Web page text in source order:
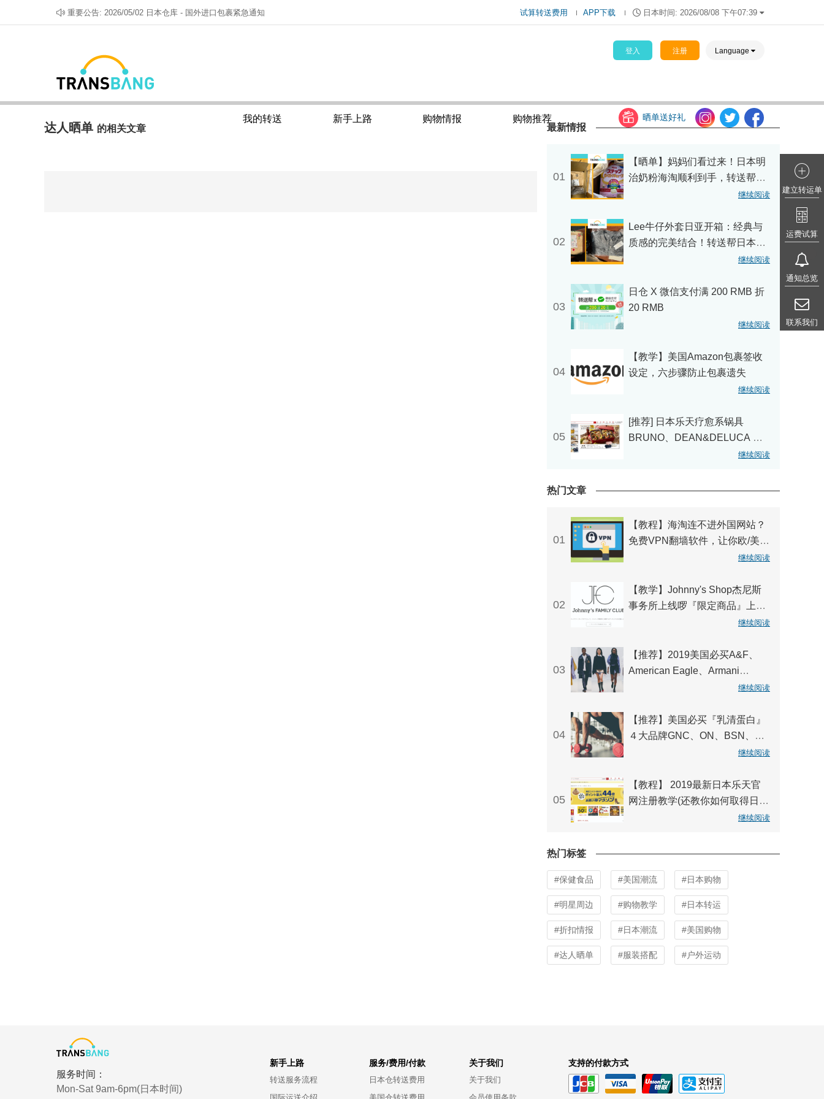
重要公告: 2026/05/02 日本仓库 - 国外进口包裹紧急通知
2026/07/28 美仓-LAT线路课税通知
2026/01/16 美仓 - 针对国外发往美国包裹的政策
2025/12/30 【重要】转送帮停止部分渠道服务通知
2025/12/20 美国仓库 - LAT包税路线重要通知！
2025/08/29 日仓 - 日本邮政针对发往美国包裹的政策
2025/07/01 『紧急』日本爆仓 - 收货、上架延迟通知
2025/02/26 美仓紧急通知：相关物流业者UNIUNI
2024/02/21 日仓DHL违禁品须知
2024/02/05 日仓严禁出口动、植物须知
试算转送费用 APP下载 日本时间: 2026/08/08 下午07:39
我的转送 新手上路 购物情报 购物推荐 晒单送好礼
登入 注册 Language
达人晒单 的相关文章 最新情报
01
【晒单】妈妈们看过来！日本明
治奶粉海淘顺利到手，转送帮细
继续阅读
02
Lee牛仔外套日亚开箱：经典与
质感的完美结合！转送帮日本转
继续阅读
03
日仓 X 微信支付满 200 RMB 折
20 RMB
继续阅读
04
【教学】美国Amazon包裹签收
设定，六步骤防止包裹遗失
继续阅读
05
[推荐] 日本乐天疗愈系锅具
BRUNO、DEAN&DELUCA 幸
继续阅读
热门文章
01
【教程】海淘连不进外国网站？
免费VPN翻墙软件，让你欧/美买
网拍逛不停，稳定连线不中断！
继续阅读
02
【教学】Johnny's Shop杰尼斯
事务所上线啰『限定商品』上杰
继续阅读
03
【推荐】2019美国必买A&F、
American Eagle、Armani
Exchange、Nautica、DKNY 等
继续阅读
04
【推荐】美国必买『乳清蛋白』
４大品牌GNC、ON、BSN、
MusclePharm健身教练狂推！
继续阅读
05
【教程】 2019最新日本乐天官
网注册教学(还教你如何取得日本
继续阅读
热门标签
#保健食品 #美国潮流 #日本购物
#明星周边 #购物教学 #日本转运
#折扣情报 #日本潮流 #美国购物
#达人晒单 #服装搭配 #户外运动
服务时间：
Mon-Sat 9am-6pm(日本时间)
新手上路
转送服务流程
服务/费用/付款
日本仓转送费用
关于我们
关于我们
支持的付款方式
建立转运单
运费试算
通知总览
联系我们